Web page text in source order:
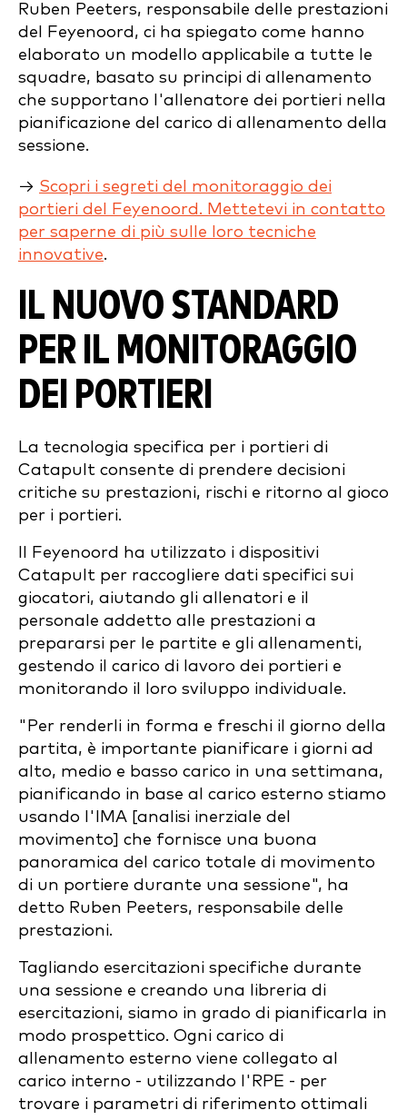
Ruben Peeters, responsabile delle prestazioni
del Feyenoord, ci ha spiegato come hanno
elaborato un modello applicabile a tutte le
squadre, basato su principi di allenamento
che supportano l'allenatore dei portieri nella
pianificazione del carico di allenamento della
sessione.
→ Scopri i segreti del monitoraggio dei
portieri del Feyenoord. Mettetevi in contatto
per saperne di più sulle loro tecniche
innovative.
IL NUOVO STANDARD
PER IL MONITORAGGIO
DEI PORTIERI
La tecnologia specifica per i portieri di
Catapult consente di prendere decisioni
critiche su prestazioni, rischi e ritorno al gioco
per i portieri.
Il Feyenoord ha utilizzato i dispositivi
Catapult per raccogliere dati specifici sui
giocatori, aiutando gli allenatori e il
personale addetto alle prestazioni a
prepararsi per le partite e gli allenamenti,
gestendo il carico di lavoro dei portieri e
monitorando il loro sviluppo individuale.
"Per renderli in forma e freschi il giorno della
partita, è importante pianificare i giorni ad
alto, medio e basso carico in una settimana,
pianificando in base al carico esterno stiamo
usando l'IMA [analisi inerziale del
movimento] che fornisce una buona
panoramica del carico totale di movimento
di un portiere durante una sessione", ha
detto Ruben Peeters, responsabile delle
prestazioni.
Tagliando esercitazioni specifiche durante
una sessione e creando una libreria di
esercitazioni, siamo in grado di pianificarla in
modo prospettico. Ogni carico di
allenamento esterno viene collegato al
carico interno - utilizzando l'RPE - per
trovare i parametri di riferimento ottimali